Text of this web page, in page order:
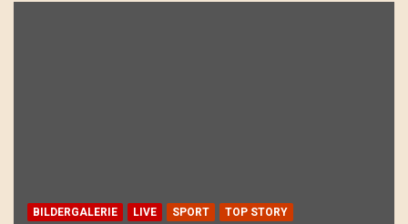
BILDERGALERIE LIVE SPORT TOP STORY